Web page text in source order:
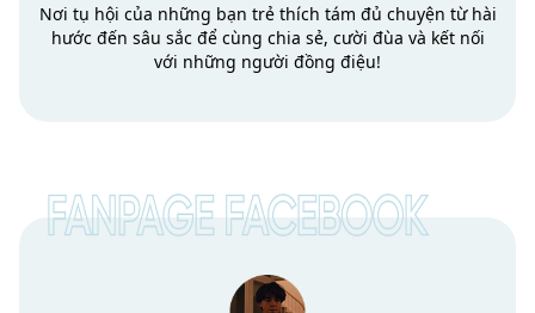
Nơi tụ hội của những bạn trẻ thích tám đủ chuyện từ hài
hước đến sâu sắc để cùng chia sẻ, cười đùa và kết nối
với những người đồng điệu!